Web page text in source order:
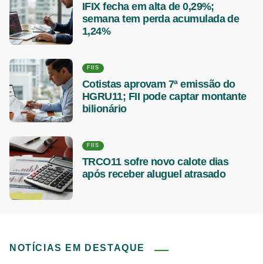
IFIX fecha em alta de 0,29%;
semana tem perda acumulada de
1,24%
FIIS
Cotistas aprovam 7ª emissão do
HGRU11; FII pode captar montante
bilionário
FIIS
TRCO11 sofre novo calote dias
após receber aluguel atrasado
NOTÍCIAS EM DESTAQUE